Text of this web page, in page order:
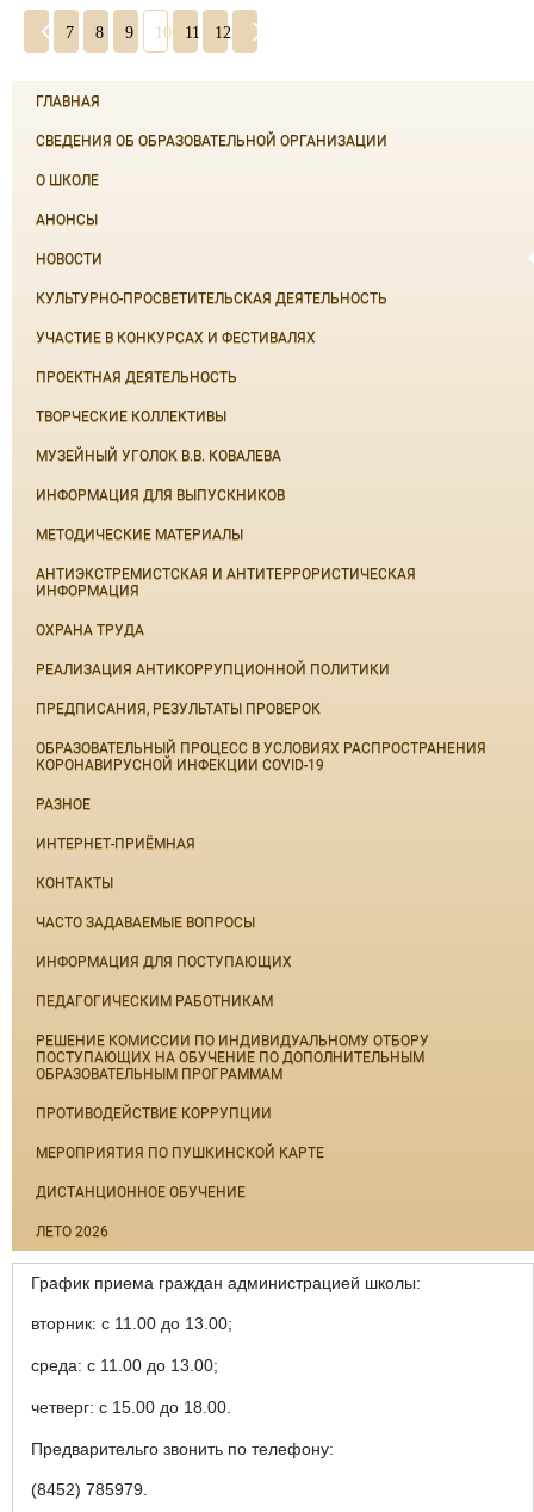
7 8 9 10 11 12
ГЛАВНАЯ
СВЕДЕНИЯ ОБ ОБРАЗОВАТЕЛЬНОЙ ОРГАНИЗАЦИИ
О ШКОЛЕ
АНОНСЫ
НОВОСТИ
КУЛЬТУРНО-ПРОСВЕТИТЕЛЬСКАЯ ДЕЯТЕЛЬНОСТЬ
УЧАСТИЕ В КОНКУРСАХ И ФЕСТИВАЛЯХ
ПРОЕКТНАЯ ДЕЯТЕЛЬНОСТЬ
ТВОРЧЕСКИЕ КОЛЛЕКТИВЫ
МУЗЕЙНЫЙ УГОЛОК В.В. КОВАЛЕВА
ИНФОРМАЦИЯ ДЛЯ ВЫПУСКНИКОВ
МЕТОДИЧЕСКИЕ МАТЕРИАЛЫ
АНТИЭКСТРЕМИСТСКАЯ И АНТИТЕРРОРИСТИЧЕСКАЯ
ИНФОРМАЦИЯ
ОХРАНА ТРУДА
РЕАЛИЗАЦИЯ АНТИКОРРУПЦИОННОЙ ПОЛИТИКИ
ПРЕДПИСАНИЯ, РЕЗУЛЬТАТЫ ПРОВЕРОК
ОБРАЗОВАТЕЛЬНЫЙ ПРОЦЕСС В УСЛОВИЯХ РАСПРОСТРАНЕНИЯ
КОРОНАВИРУСНОЙ ИНФЕКЦИИ COVID-19
РАЗНОЕ
ИНТЕРНЕТ-ПРИЁМНАЯ
КОНТАКТЫ
ЧАСТО ЗАДАВАЕМЫЕ ВОПРОСЫ
ИНФОРМАЦИЯ ДЛЯ ПОСТУПАЮЩИХ
ПЕДАГОГИЧЕСКИМ РАБОТНИКАМ
РЕШЕНИЕ КОМИССИИ ПО ИНДИВИДУАЛЬНОМУ ОТБОРУ
ПОСТУПАЮЩИХ НА ОБУЧЕНИЕ ПО ДОПОЛНИТЕЛЬНЫМ
ОБРАЗОВАТЕЛЬНЫМ ПРОГРАММАМ
ПРОТИВОДЕЙСТВИЕ КОРРУПЦИИ
МЕРОПРИЯТИЯ ПО ПУШКИНСКОЙ КАРТЕ
ДИСТАНЦИОННОЕ ОБУЧЕНИЕ
ЛЕТО 2026
График приема граждан администрацией школы:
вторник: с 11.00 до 13.00;
среда: с 11.00 до 13.00;
четверг: с 15.00 до 18.00.
Предварительго звонить по телефону:
(8452) 785979.